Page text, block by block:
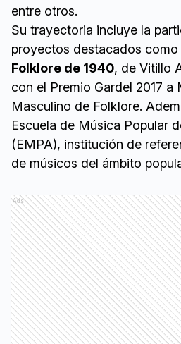
entre otros.
Su trayectoria incluye la
proyectos destacados como
Folklore de 1940, de Vitillo
con el Premio Gardel 2017 a
Masculino de Folklore.
Escuela de Música Popular
(EMPA), institución de
de músicos del ámbito
Ads